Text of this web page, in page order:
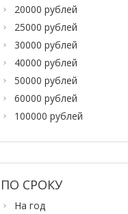
20000 рублей
25000 рублей
30000 рублей
40000 рублей
50000 рублей
60000 рублей
100000 рублей
ПО СРОКУ
На год